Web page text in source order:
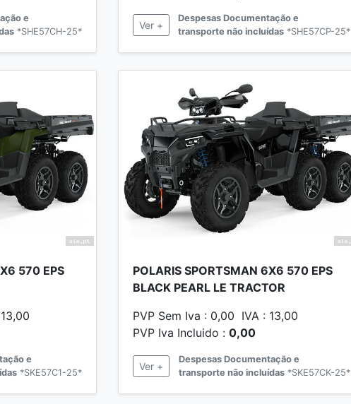
e
*SHE57CH-25*
Ver +
Despesas Documentação e
transporte não incluídas *SHE57CP-25*
570 EPS
e
*SKE57C1-25*
POLARIS SPORTSMAN 6X6 570 EPS
BLACK PEARL LE TRACTOR
PVP Sem Iva : 0,00 IVA : 13,00
PVP Iva Incluido : 0,00
Ver +
Despesas Documentação e
transporte não incluídas *SKE57CK-25*